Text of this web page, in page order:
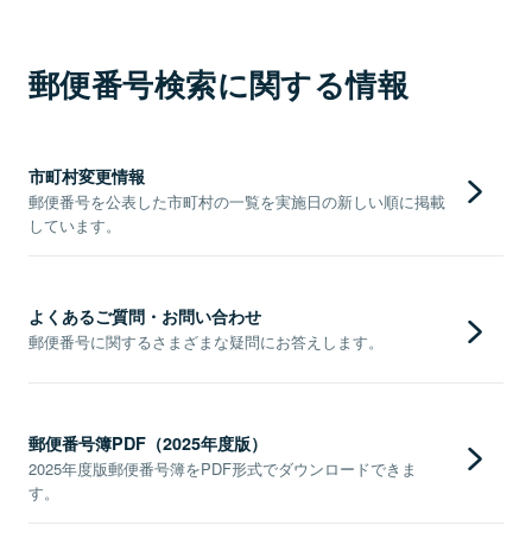
郵便番号検索に関する情報
市町村変更情報
郵便番号を公表した市町村の一覧を実施日の新しい順に掲載
しています。
よくあるご質問・お問い合わせ
郵便番号に関するさまざまな疑問にお答えします。
郵便番号簿PDF（2025年度版）
2025年度版郵便番号簿をPDF形式でダウンロードできま
す。